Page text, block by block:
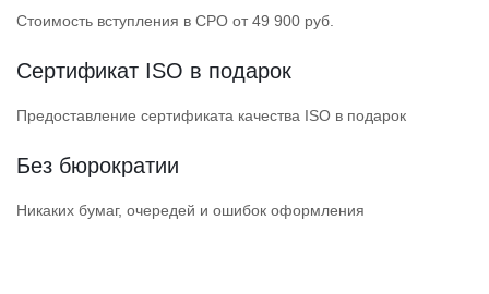
Стоимость вступления в СРО от 49 900 руб.
Сертификат ISO в подарок
Предоставление сертификата качества ISO в подарок
Без бюрократии
Никаких бумаг, очередей и ошибок оформления